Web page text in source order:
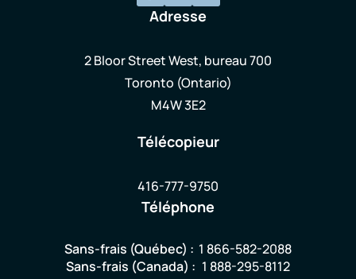
Adresse
2 Bloor Street West, bureau 700
Toronto (Ontario)
M4W 3E2
Télécopieur
416-777-9750
Téléphone
Sans-frais (Québec) : 1 866-582-2088
Sans-frais (Canada) : 1 888-295-8112